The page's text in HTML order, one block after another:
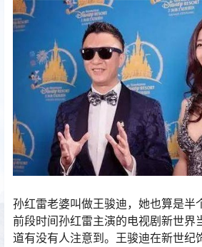
孙红雷老婆叫做王骏迪，她也算是半
前段时间孙红雷主演的电视剧新世界
道有没有人注意到。王骏迪在新世纪